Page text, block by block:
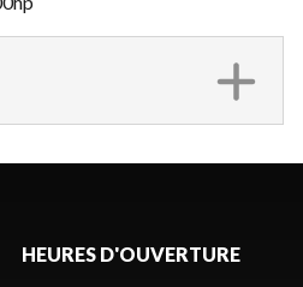
HEURES D'OUVERTURE